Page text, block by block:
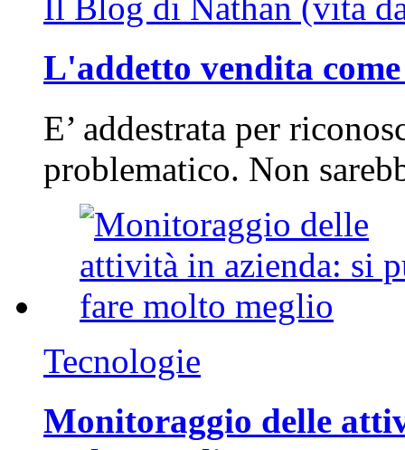
L'addetto vendita
E’ addestrata per
problematico. Non
Tecnologie
Monitoraggio delle